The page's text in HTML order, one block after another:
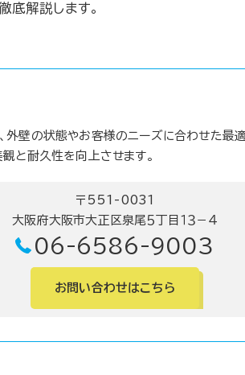
底解説します。
外壁の状態やお客様のニーズに合わせた最
と耐久性を向上させます。
〒551-0031
大阪府大阪市大正区泉尾５丁目１３－４
06-6586-9003
お問い合わせはこちら